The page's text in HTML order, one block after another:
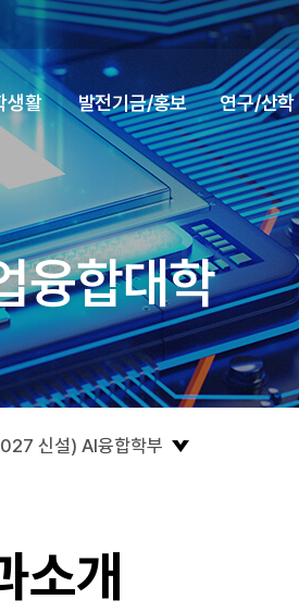
융합대학
생활 발전기금/홍보 연구/산학
신설) AI융합학부
소개